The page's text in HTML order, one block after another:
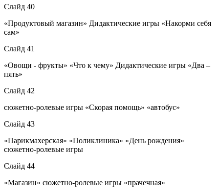
Слайд 40
«Продуктовый магазин» Дидактические игры «Накорми себя
сам»
Слайд 41
«Овощи - фрукты» «Что к чему» Дидактические игры «Два –
пять»
Слайд 42
сюжетно-ролевые игры «Скорая помощь» «автобус»
Слайд 43
«Парикмахерская» «Поликлиника» «День рождения»
сюжетно-ролевые игры
Слайд 44
«Магазин» сюжетно-ролевые игры «прачечная»